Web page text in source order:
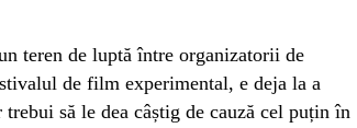
teren de luptă între organizatorii de
de film experimental, e deja la a
să le dea câștig de cauză cel puțin în